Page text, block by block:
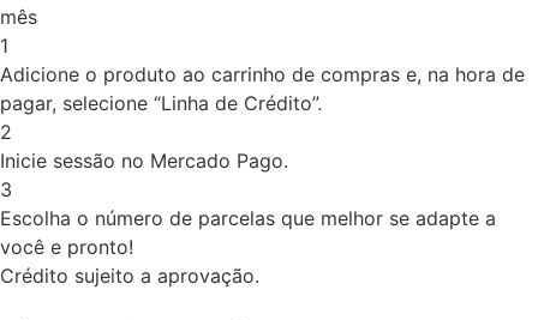
mês
1
Adicione o produto ao carrinho de compras e, na hora de
pagar, selecione “Linha de Crédito”.
2
Inicie sessão no Mercado Pago.
3
Escolha o número de parcelas que melhor se adapte a
você e pronto!
Crédito sujeito a aprovação.